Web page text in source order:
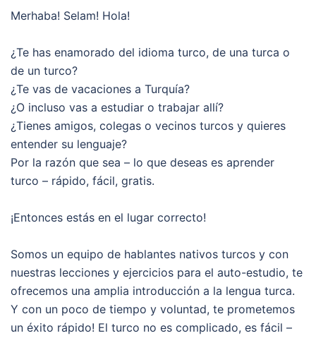
Merhaba! Selam! Hola!
¿Te has enamorado del idioma turco, de una turca o
de un turco?
¿Te vas de vacaciones a Turquía?
¿O incluso vas a estudiar o trabajar allí?
¿Tienes amigos, colegas o vecinos turcos y quieres
entender su lenguaje?
Por la razón que sea – lo que deseas es aprender
turco – rápido, fácil, gratis.
¡Entonces estás en el lugar correcto!
Somos un equipo de hablantes nativos turcos y con
nuestras lecciones y ejercicios para el auto-estudio, te
ofrecemos una amplia introducción a la lengua turca.
Y con un poco de tiempo y voluntad, te prometemos
un éxito rápido! El turco no es complicado, es fácil –